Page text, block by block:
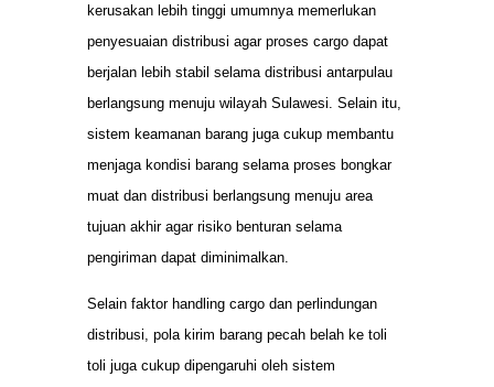
kerusakan lebih tinggi umumnya memerlukan
penyesuaian distribusi agar proses cargo dapat
berjalan lebih stabil selama distribusi antarpulau
berlangsung menuju wilayah Sulawesi. Selain itu,
sistem keamanan barang juga cukup membantu
menjaga kondisi barang selama proses bongkar
muat dan distribusi berlangsung menuju area
tujuan akhir agar risiko benturan selama
pengiriman dapat diminimalkan.
Selain faktor handling cargo dan perlindungan
distribusi, pola kirim barang pecah belah ke toli
toli juga cukup dipengaruhi oleh sistem